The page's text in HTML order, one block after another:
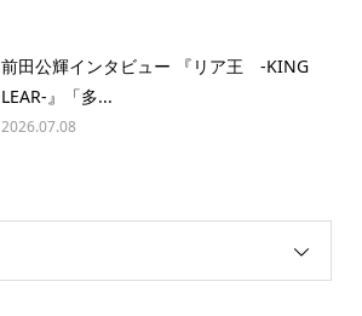
前田公輝インタビュー 『リア王 -KING
LEAR-』「多...
2026.07.08